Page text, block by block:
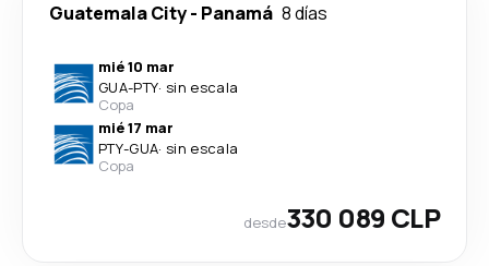
Guatemala City- Panamá 8 días
mié 10 mar
GUA-PTY· sin escala
Copa
mié 17 mar
PTY-GUA· sin escala
Copa
desde330 089 CLP